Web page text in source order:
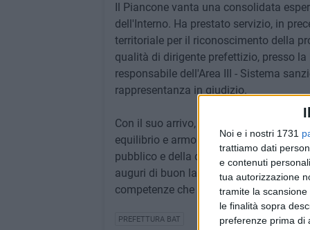
Noi e i nostri 1731
trattiamo dati
e contenuti
tua autorizzazione
tramite la
le finalità sopra
preferenze prima di
Il Piancone vanta una consolidata
dell'Interno. Ha prestato servizio, in
territoriale per il riconoscimento della
qualità di dirigente prefettizio, presso
responsabile dell'Area III - Sistema
rappresentanza in giudizio.
Con il suo arrivo, si completa una
equilibrio e armonia, unita dalla
pubblico e della collettività provinciale.
auguri di buon lavoro, esprimendo
competenze che metterà al servizio
PREFETTURA BAT